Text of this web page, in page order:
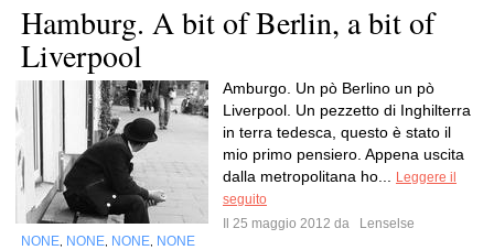
Hamburg. A bit of Berlin, a bit of
Liverpool
Amburgo. Un pò Berlino un pò
Liverpool. Un pezzetto di Inghilterra
in terra tedesca, questo è stato il
mio primo pensiero. Appena uscita
dalla metropolitana ho...
Leggere il
seguito
Il 25 maggio 2012 da
Lenselse
NONE NONE NONE NONE